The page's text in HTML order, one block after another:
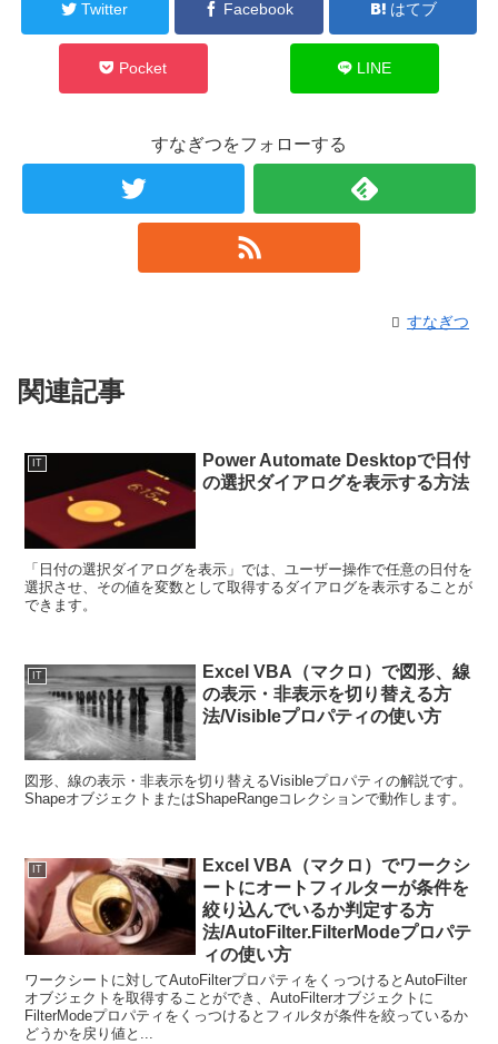
Twitter Facebook はてブ
Pocket LINE
すなぎつをフォローする
すなぎつ
関連記事
IT
Power Automate Desktopで日付
の選択ダイアログを表示する方法
「日付の選択ダイアログを表示」では、ユーザー操作で任意の日付を
選択させ、その値を変数として取得するダイアログを表示することが
できます。
IT
Excel VBA（マクロ）で図形、線
の表示・非表示を切り替える方
法/Visibleプロパティの使い方
図形、線の表示・非表示を切り替えるVisibleプロパティの解説です。
ShapeオブジェクトまたはShapeRangeコレクションで動作します。
IT
Excel VBA（マクロ）でワークシ
ートにオートフィルターが条件を
絞り込んでいるか判定する方
法/AutoFilter.FilterModeプロパテ
ィの使い方
ワークシートに対してAutoFilterプロパティをくっつけるとAutoFilter
オブジェクトを取得することができ、AutoFilterオブジェクトに
FilterModeプロパティをくっつけるとフィルタが条件を絞っているか
どうかを戻り値と...